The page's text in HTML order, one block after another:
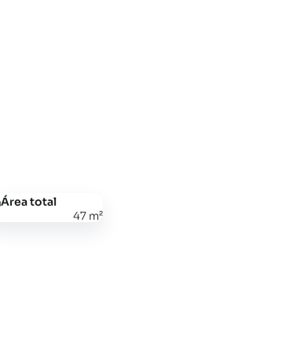
Área total
47 m²